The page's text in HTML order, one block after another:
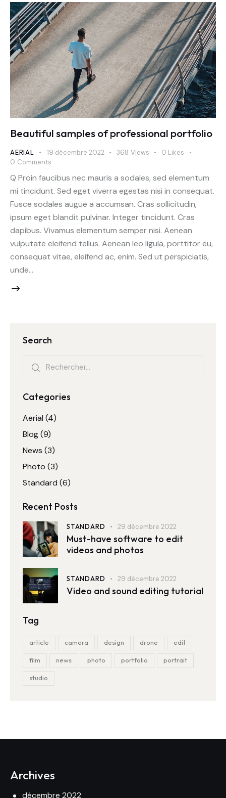
Beautiful samples of professional portfolio
AERIAL 19 décembre 2022 368 Views 0 Likes
0 Comments
Q Proin faucibus nec mauris a sodales, sed elementum
mi tincidunt. Sed eget viverra egestas nisi in consequat.
Fusce sodales augue a accumsan. Cras sollicitudin,
ipsum eget blandit pulvinar. Integer tincidunt. Cras
dapibus. Vivamus elementum semper nisi. Aenean
vulputate eleifend tellus. Aenean leo ligula, porttitor eu,
consequat vitae, eleifend ac, enim. Sed ut perspiciatis,
unde…
Search
Rechercher :
Categories
Aerial (4)
Blog(9)
News (3)
Photo (3)
Standard (6)
Recent Posts
STANDARD 29 décembre 2022
Must-have software to edit
videos and photos
STANDARD 29 décembre 2022
Video and sound editing tutorial
Tag
article camera design drone edit
film news photo portfolio portrait
studio
Archives
décembre 2022